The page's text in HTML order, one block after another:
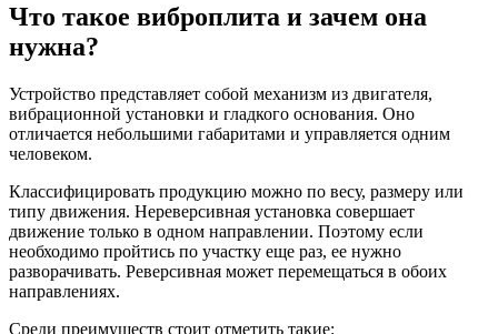
Что такое виброплита и зачем она
нужна?
Устройство представляет собой механизм из двигателя,
вибрационной установки и гладкого основания. Оно
отличается небольшими габаритами и управляется одним
человеком.
Классифицировать продукцию можно по весу, размеру или
типу движения. Нереверсивная установка совершает
движение только в одном направлении. Поэтому если
необходимо пройтись по участку еще раз, ее нужно
разворачивать. Реверсивная может перемещаться в обоих
направлениях.
Среди преимуществ стоит отметить такие: